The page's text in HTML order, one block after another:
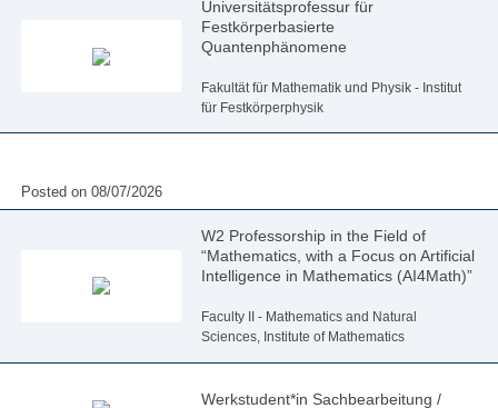
Universitätsprofessur für
Festkörperbasierte
Quantenphänomene
Fakultät für Mathematik und Physik - Institut
für Festkörperphysik
Posted on 08/07/2026
W2 Professorship in the Field of
“Mathematics, with a Focus on Artificial
Intelligence in Mathematics (AI4Math)”
Faculty II - Mathematics and Natural
Sciences, Institute of Mathematics
Werkstudent*in Sachbearbeitung /